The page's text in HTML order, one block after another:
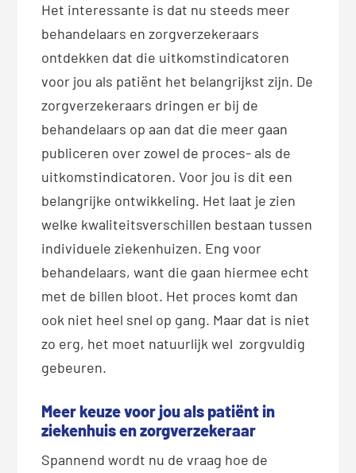
Het interessante is dat nu steeds meer
behandelaars en zorgverzekeraars
ontdekken dat die uitkomstindicatoren
voor jou als patiënt het belangrijkst zijn. De
zorgverzekeraars dringen er bij de
behandelaars op aan dat die meer gaan
publiceren over zowel de proces- als de
uitkomstindicatoren. Voor jou is dit een
belangrijke ontwikkeling. Het laat je zien
welke kwaliteitsverschillen bestaan tussen
individuele ziekenhuizen. Eng voor
behandelaars, want die gaan hiermee echt
met de billen bloot. Het proces komt dan
ook niet heel snel op gang. Maar dat is niet
zo erg, het moet natuurlijk wel zorgvuldig
gebeuren.
Meer keuze voor jou als patiënt in
ziekenhuis en zorgverzekeraar
Spannend wordt nu de vraag hoe de